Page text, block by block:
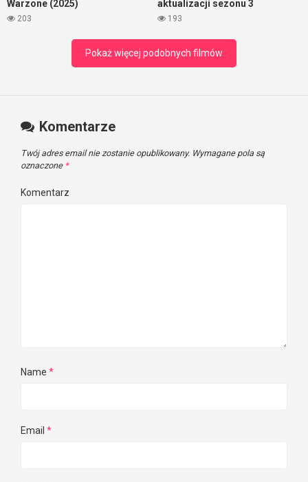
Warzone (2025)
203
aktualizacji sezonu 3
193
Pokaż więcej podobnych filmów
Komentarze
Twój adres email nie zostanie opublikowany. Wymagane pola są
oznaczone *
Komentarz
Name *
Email *